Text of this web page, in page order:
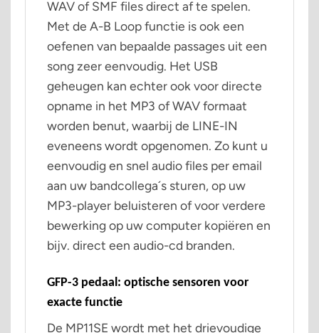
WAV of SMF files direct af te spelen.
Met de A-B Loop functie is ook een
oefenen van bepaalde passages uit een
song zeer eenvoudig. Het USB
geheugen kan echter ook voor directe
opname in het MP3 of WAV formaat
worden benut, waarbij de LINE-IN
eveneens wordt opgenomen. Zo kunt u
eenvoudig en snel audio files per email
aan uw bandcollega´s sturen, op uw
MP3-player beluisteren of voor verdere
bewerking op uw computer kopiëren en
bijv. direct een audio-cd branden.
GFP-3 pedaal: optische sensoren voor
exacte functie
De MP11SE wordt met het drievoudige